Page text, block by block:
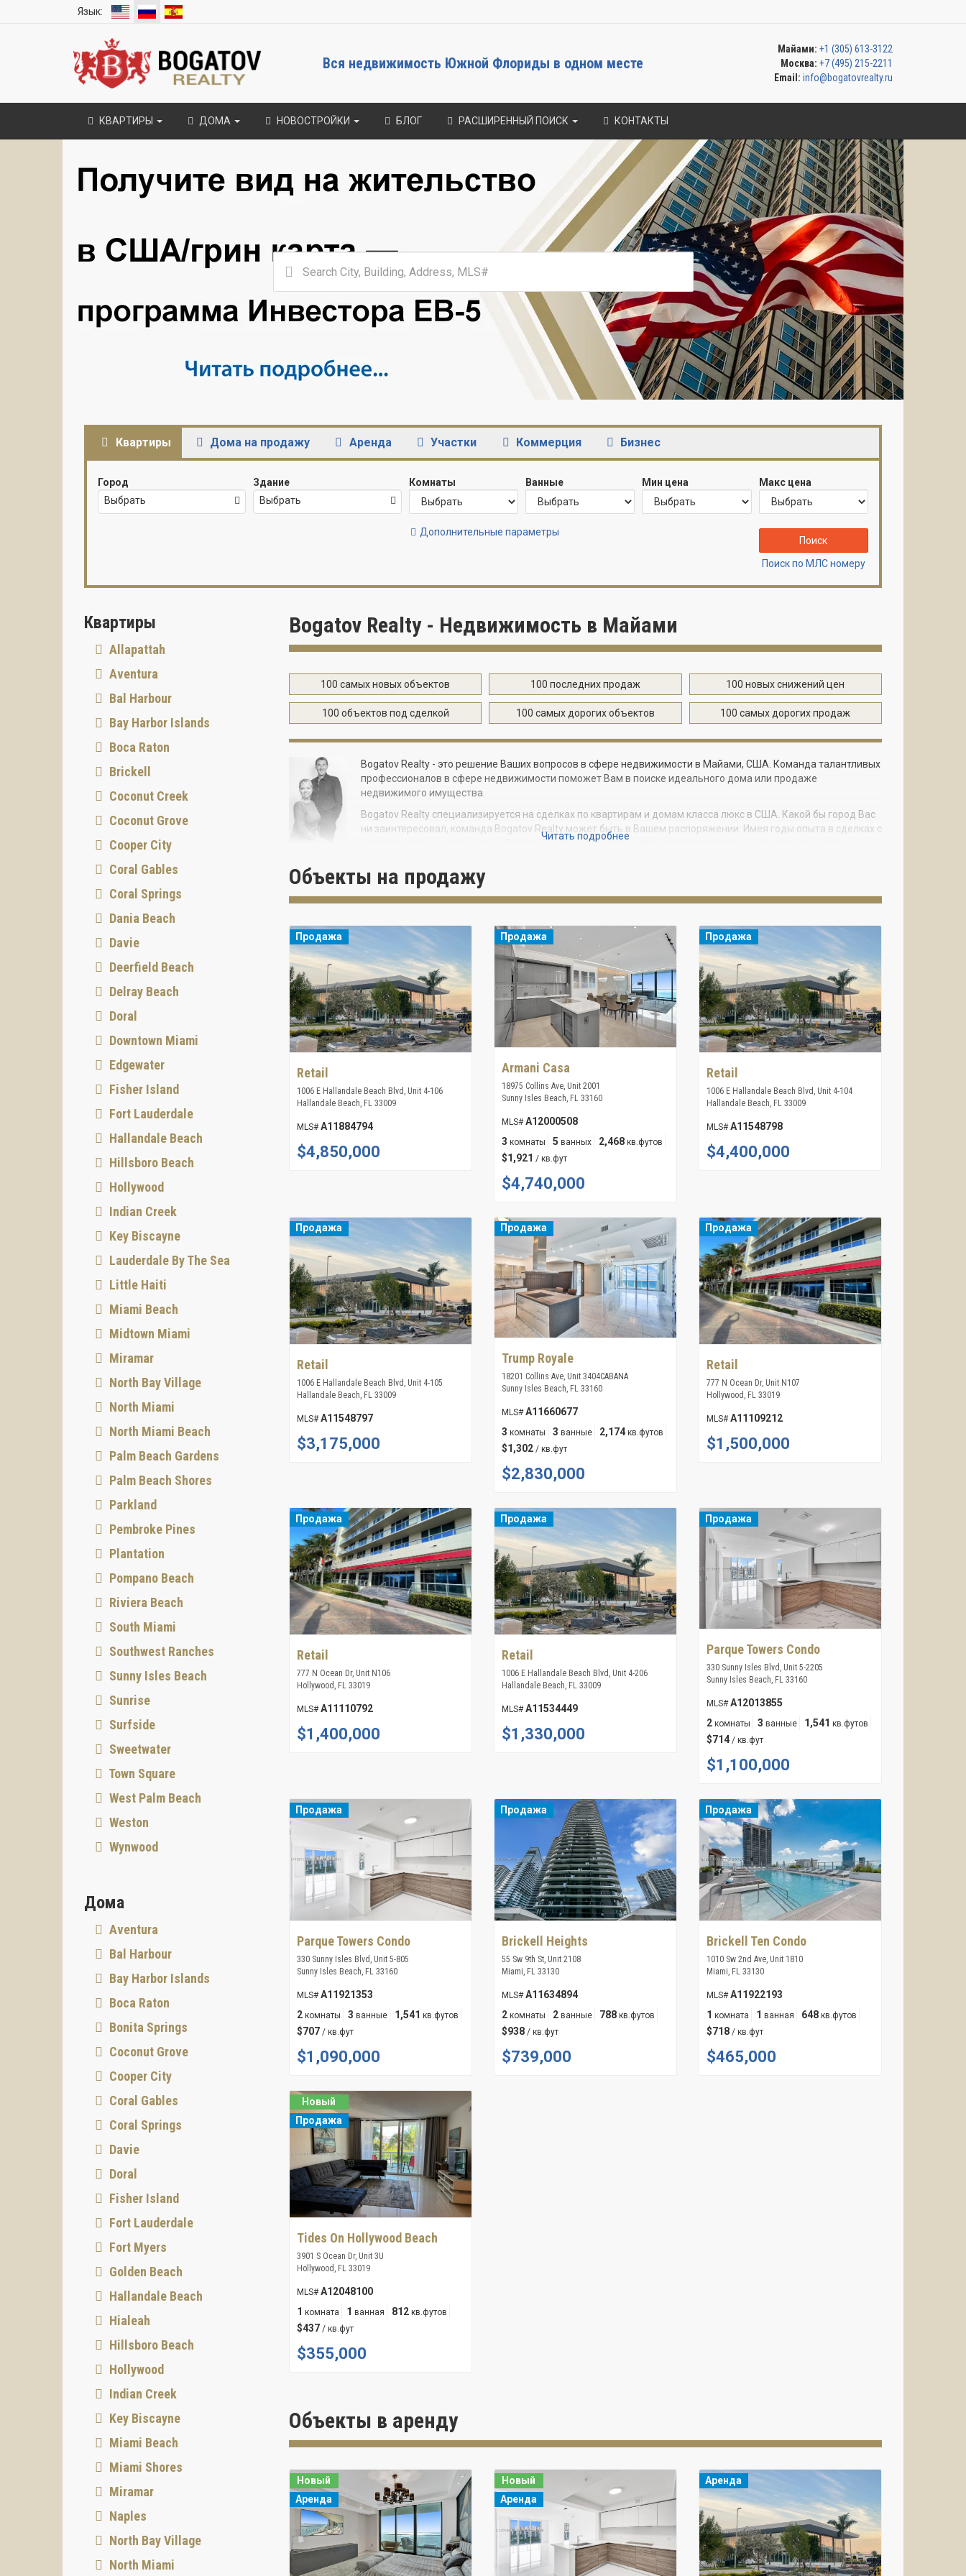
Язык:
Вся недвижимость Южной Флориды в одном месте
Майами: +1 (305) 613-3122
Москва: +7 (495) 215-2211
Email: info@bogatovrealty.ru
КВАРТИРЫ ДОМА НОВОСТРОЙКИ БЛОГ РАСШИРЕННЫЙ ПОИСК КОНТАКТЫ
Квартиры Дома на продажу Аренда Участки Коммерция Бизнес
Город
Выбрать
Здание
Выбрать
Комнаты Ванные Мин цена Макс цена
Дополнительные параметры
Поиск
Поиск по МЛС номеру
Bogatov Realty - Недвижимость в Майами
100 самых новых объектов 100 последних продаж 100 новых снижений цен
100 объектов под сделкой 100 самых дорогих объектов 100 самых дорогих продаж
Bogatov Realty - это решение Ваших вопросов в сфере недвижимости в Майами, США. Команда талантливых
профессионалов в сфере недвижимости поможет Вам в поиске идеального дома или продаже
недвижимого имущества.
Bogatov Realty специализируется на сделках по квартирам и домам класса люкс в США. Какой бы город Вас
ни заинтересовал, команда Bogatov Realty может быть в Вашем распоряжении. Имея годы опыта в сделках с
недвижимостью класса люкс, Валерий и Людмила стараются соответствовать ожиданиям клиентов,
создавать продолжительные отношения с клиентами, и неудивительно, что многие клиенты обращаются к нам по совету
предыдущих.
Валерий и Людмила Богатов подбирают индивидуальный подход к клиенту, уделяют пристальное внимание его
потребностям.
Читать подробнее
Объекты на продажу
Продажа
Retail
1006 E Hallandale Beach Blvd, Unit 4-106
Hallandale Beach, FL 33009
MLS#A11884794
$4,850,000
Продажа
Armani Casa
18975 Collins Ave, Unit 2001
Sunny Isles Beach, FL 33160
MLS#A12000508
3 комнаты 5 ванных 2,468 кв.футов
$1,921 / кв.фут
$4,740,000
Продажа
Retail
1006 E Hallandale Beach Blvd, Unit 4-104
Hallandale Beach, FL 33009
MLS#A11548798
$4,400,000
Продажа
Retail
1006 E Hallandale Beach Blvd, Unit 4-105
Hallandale Beach, FL 33009
MLS#A11548797
$3,175,000
Продажа
Trump Royale
18201 Collins Ave, Unit 3404CABANA
Sunny Isles Beach, FL 33160
MLS#A11660677
3 комнаты 3 ванные 2,174 кв.футов
$1,302 / кв.фут
$2,830,000
Продажа
Retail
777 N Ocean Dr, Unit N107
Hollywood, FL 33019
MLS#A11109212
$1,500,000
Продажа
Retail
777 N Ocean Dr, Unit N106
Hollywood, FL 33019
MLS#A11110792
$1,400,000
Продажа
Retail
1006 E Hallandale Beach Blvd, Unit 4-206
Hallandale Beach, FL 33009
MLS#A11534449
$1,330,000
Продажа
Parque Towers Condo
330 Sunny Isles Blvd, Unit 5-2205
Sunny Isles Beach, FL 33160
MLS#A12013855
2 комнаты 3 ванные 1,541 кв.футов
$714 / кв.фут
$1,100,000
Продажа
Parque Towers Condo
330 Sunny Isles Blvd, Unit 5-805
Sunny Isles Beach, FL 33160
MLS#A11921353
2 комнаты 3 ванные 1,541 кв.футов
$707 / кв.фут
$1,090,000
Продажа
Brickell Heights
55 Sw 9th St, Unit 2108
Miami, FL 33130
MLS#A11634894
2 комнаты 2 ванные 788 кв.футов
$938 / кв.фут
$739,000
Продажа
Brickell Ten Condo
1010 Sw 2nd Ave, Unit 1810
Miami, FL 33130
MLS#A11922193
1 комната 1 ванная 648 кв.футов
$718 / кв.фут
$465,000
Новый
Продажа
Tides On Hollywood Beach
3901 S Ocean Dr, Unit 3U
Hollywood, FL 33019
MLS#A12048100
1 комната 1 ванная 812 кв.футов
$437 / кв.фут
$355,000
Объекты в аренду
Новый
Аренда
Новый
Аренда
Аренда
Квартиры
Allapattah
Aventura
Bal Harbour
Bay Harbor Islands
Boca Raton
Brickell
Coconut Creek
Coconut Grove
Cooper City
Coral Gables
Coral Springs
Dania Beach
Davie
Deerfield Beach
Delray Beach
Doral
Downtown Miami
Edgewater
Fisher Island
Fort Lauderdale
Hallandale Beach
Hillsboro Beach
Hollywood
Indian Creek
Key Biscayne
Lauderdale By The Sea
Little Haiti
Miami Beach
Midtown Miami
Miramar
North Bay Village
North Miami
North Miami Beach
Palm Beach Gardens
Palm Beach Shores
Parkland
Pembroke Pines
Plantation
Pompano Beach
Riviera Beach
South Miami
Southwest Ranches
Sunny Isles Beach
Sunrise
Surfside
Sweetwater
Town Square
West Palm Beach
Weston
Wynwood
Дома
Aventura
Bal Harbour
Bay Harbor Islands
Boca Raton
Bonita Springs
Coconut Grove
Cooper City
Coral Gables
Coral Springs
Davie
Doral
Fisher Island
Fort Lauderdale
Fort Myers
Golden Beach
Hallandale Beach
Hialeah
Hillsboro Beach
Hollywood
Indian Creek
Key Biscayne
Miami Beach
Miami Shores
Miramar
Naples
North Bay Village
North Miami